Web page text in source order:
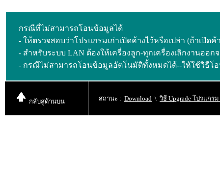
กรณีที่ไม่สามารถโอนข้อมูลได้
- ให้ตรวจสอบว่าโปรแกรมเก่าเปิดค้างไว้หรือเปล่า (ถ้าเปิดค้
- สำหรับระบบ LAN ต้องให้เครื่องลูก-ทุกเครื่องเลิกงานออ
- กรณีไม่สามารถโอนข้อมูลอัตโนมัติทั้งหมดได้--ให้ใช้วิธีโ
กลับสู่ด้านบน สถานะ : Download \ วิธี Upgrade โปรแกร